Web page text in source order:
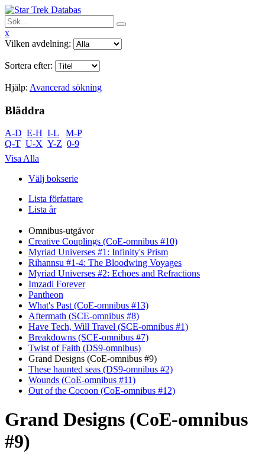
x
Vilken avdelning:
Sortera efter:
Hjälp: Avancerad sökning
Bläddra
A-D E-H I-L
M-P
Q-T U-X Y-Z 0-9
Visa Alla
Välj bokserie
Lista författare
Lista år
Omnibus-utgåvor
Creative Couplings (CoE-omnibus #10)
Myriad Universes #1: Infinity's Prism
Rihannsu #1-4: The Bloodwing Voyages
Myriad Universes #2: Echoes and Refractions
Imzadi Forever
Pantheon
What's Past (CoE-omnibus #13)
Aftermath (SCE-omnibus #8)
Have Tech, Will Travel (SCE-omnibus #1)
Breakdowns (SCE-omnibus #7)
Twist of Faith (DS9-omnibus)
Grand Designs (CoE-omnibus #9)
These haunted seas (DS9-omnibus #2)
Wounds (CoE-omnibus #11)
Out of the Cocoon (CoE-omnibus #12)
Grand Designs (CoE-omnibus
#9)